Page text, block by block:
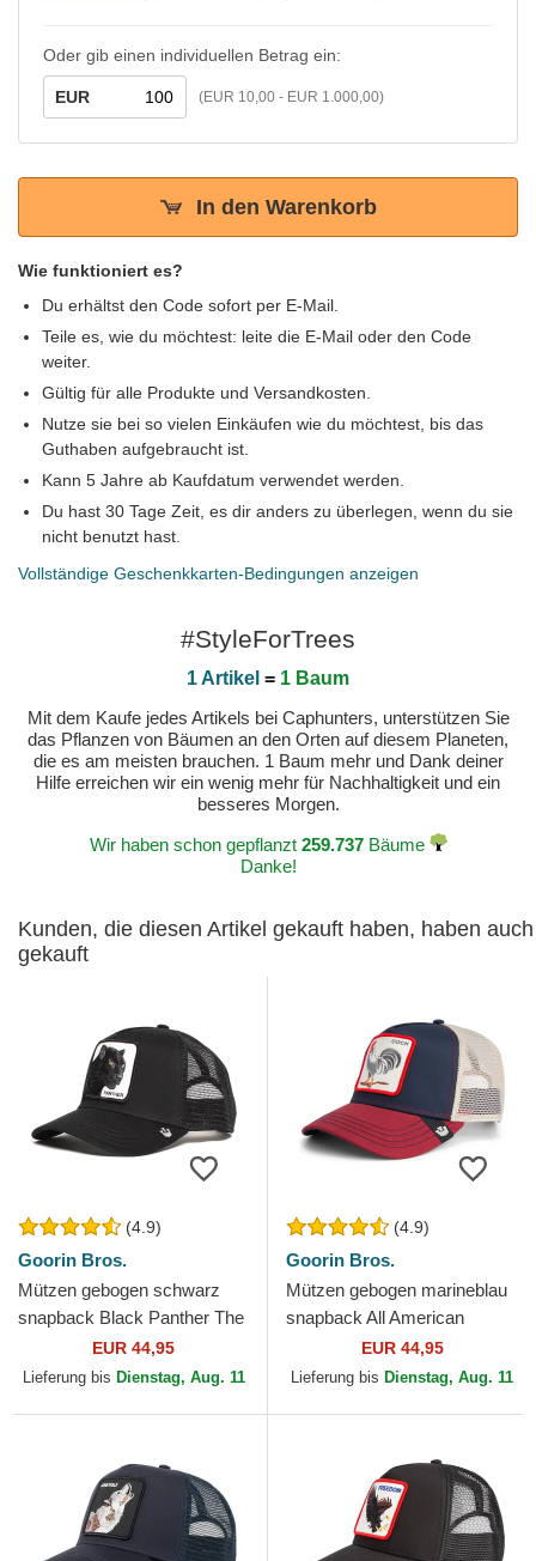
Oder gib einen individuellen Betrag ein:
EUR (EUR 10,00 - EUR 1.000,00)
In den Warenkorb
Wie funktioniert es?
Du erhältst den Code sofort per E-Mail.
Teile es, wie du möchtest: leite die E-Mail oder den Code
weiter.
Gültig für alle Produkte und Versandkosten.
Nutze sie bei so vielen Einkäufen wie du möchtest, bis das
Guthaben aufgebraucht ist.
Kann 5 Jahre ab Kaufdatum verwendet werden.
Du hast 30 Tage Zeit, es dir anders zu überlegen, wenn du sie
nicht benutzt hast.
Vollständige Geschenkkarten-Bedingungen anzeigen
#StyleForTrees
1 Artikel = 1 Baum
Mit dem Kaufe jedes Artikels bei Caphunters, unterstützen Sie
das Pflanzen von Bäumen an den Orten auf diesem Planeten,
die es am meisten brauchen. 1 Baum mehr und Dank deiner
Hilfe erreichen wir ein wenig mehr für Nachhaltigkeit und ein
besseres Morgen.
Wir haben schon gepflanzt 259.737Bäume
Danke!
Kunden, die diesen Artikel gekauft haben, haben auch
gekauft
(4.9)
Goorin Bros.
Mützen gebogen schwarz
snapback Black Panther The
Farm Goorin Bros.
EUR 44,95
Lieferung bis Dienstag, Aug. 11
(4.9)
Goorin Bros.
Mützen gebogen marineblau
snapback All American
Rooster The Farm Goorin
Bros.
EUR 44,95
Lieferung bis Dienstag, Aug. 11